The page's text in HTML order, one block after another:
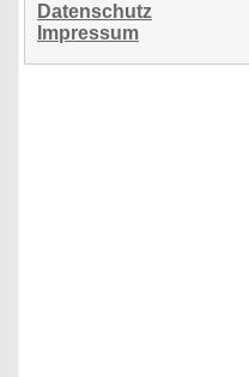
Datenschutz
Impressum